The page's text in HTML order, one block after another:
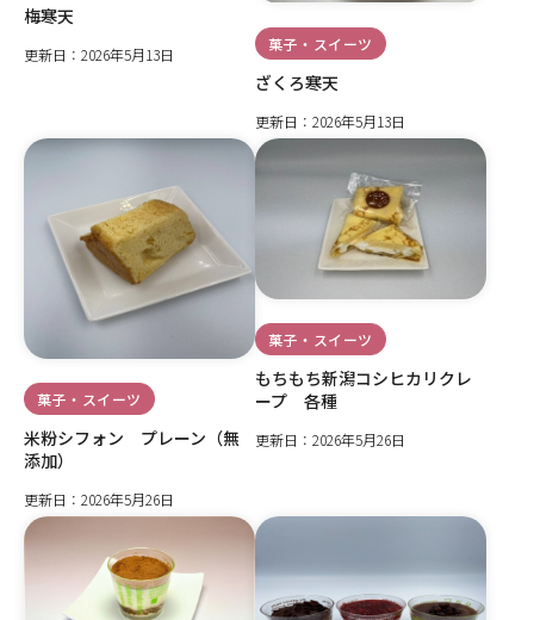
梅寒天
更新日：2026年5月13日
菓子・スイーツ
ざくろ寒天
更新日：2026年5月13日
菓子・スイーツ
米粉シフォン プレーン（無
添加）
更新日：2026年5月26日
菓子・スイーツ
もちもち新潟コシヒカリクレ
ープ 各種
更新日：2026年5月26日